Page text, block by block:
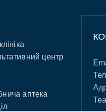
центр
аптека